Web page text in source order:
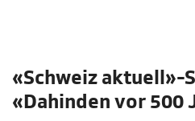
«Schweiz
«Dahinden vor 500